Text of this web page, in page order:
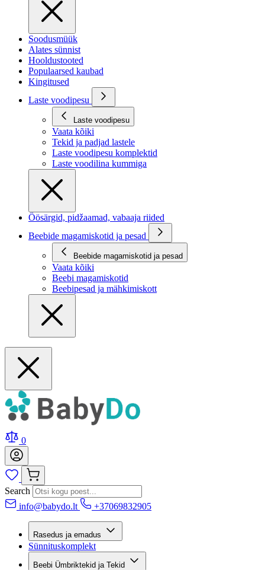
Soodusmüük
Alates sünnist
Hooldustooted
Populaarsed kaubad
Kingitused
Laste voodipesu
Laste voodipesu
Vaata kõiki
Tekid ja padjad lastele
Laste voodipesu komplektid
Laste voodilina kummiga
Öösärgid, pidžaamad, vabaaja riided
Beebide magamiskotid ja pesad
Beebide magamiskotid ja pesad
Vaata kõiki
Beebi magamiskotid
Beebipesad ja mähkimiskott
0
Search
info@babydo.lt
+37069832905
Rasedus ja emadus
Sünnituskomplekt
Beebi Ümbriktekid ja Tekid